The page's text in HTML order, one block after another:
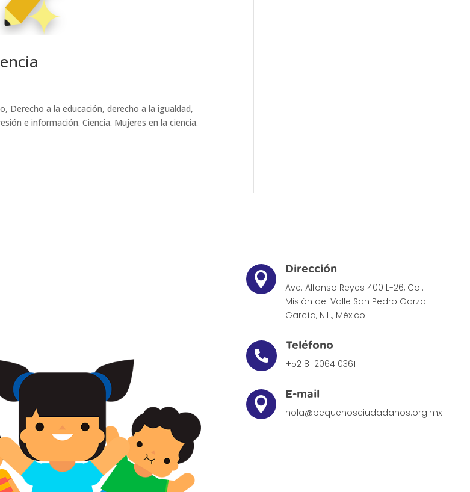
Derecho a la educación, derecho a la igualdad,
e información. Ciencia. Mujeres en la ciencia.

Dirección
Ave. Alfonso Reyes 400 L-26, Col.
Misión del Valle San Pedro Garza
García, N.L., México

Teléfono
+52 81 2064 0361

E-mail
hola@pequenosciudadanos.org.mx